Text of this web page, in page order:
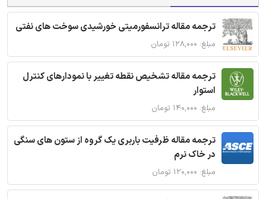
ترجمه مقاله ترانسفورمیتی خورشیدی سوخت های نفتی
مبلغ: ۱۲۸,۰۰۰ تومان
ترجمه مقاله تشخیص نقطه تغییر با نمودارهای کنترل
استوار
مبلغ: ۱۴۰,۰۰۰ تومان
ترجمه مقاله ظرفیت باربری یک گروه از ستون های سنگی
در خاک نرم
مبلغ: ۱۲۰,۰۰۰ تومان